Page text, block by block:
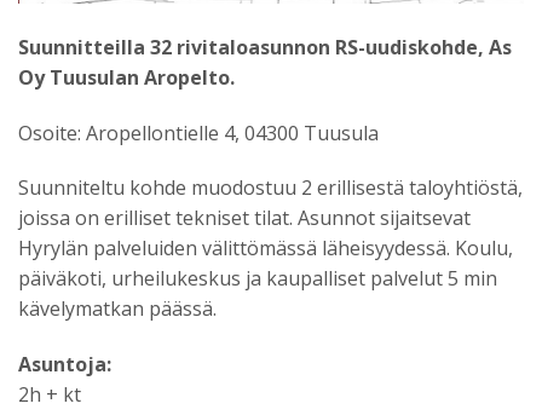
Suunnitteilla 32 rivitaloasunnon RS-uudiskohde, As
Oy Tuusulan Aropelto.
Osoite: Aropellontielle 4, 04300 Tuusula
Suunniteltu kohde muodostuu 2 erillisestä taloyhtiöstä,
joissa on erilliset tekniset tilat. Asunnot sijaitsevat
Hyrylän palveluiden välittömässä läheisyydessä. Koulu,
päiväkoti, urheilukeskus ja kaupalliset palvelut 5 min
kävelymatkan päässä.
Asuntoja:
2h + kt